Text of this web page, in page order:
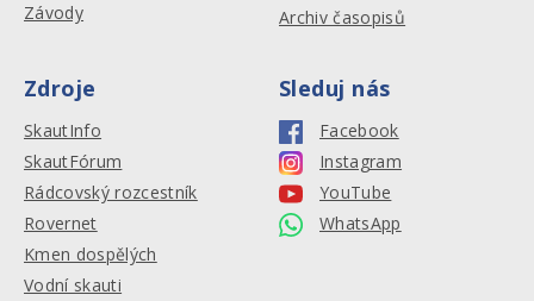
Závody
Archiv časopisů
Zdroje
SkautInfo
SkautFórum
Rádcovský rozcestník
Rovernet
Kmen dospělých
Vodní skauti
Sleduj nás
Facebook
Instagram
YouTube
WhatsApp